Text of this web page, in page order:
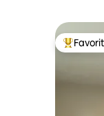
Favorito